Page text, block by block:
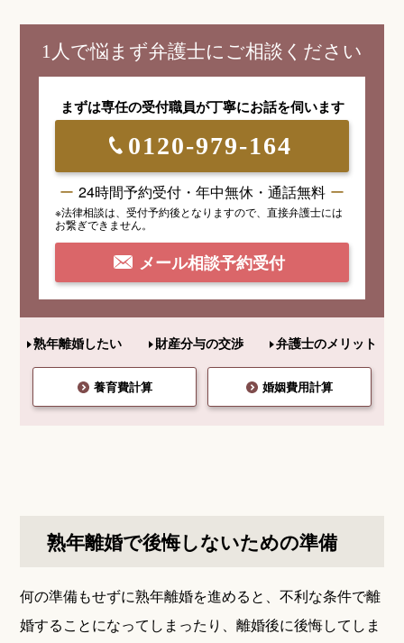
1人で悩まず弁護士にご相談ください
まずは専任の受付職員が丁寧にお話を伺います
0120-979-164
24時間予約受付・年中無休・通話無料
※法律相談は、受付予約後となりますので、 直接弁護士には
お繋ぎできません。
メール相談予約受付
熟年離婚したい 財産分与の交渉 弁護士のメリット
養育費計算 婚姻費用計算
熟年離婚で後悔しないための準備
何の準備もせずに熟年離婚を進めると、不利な条件で離
婚することになってしまったり、離婚後に後悔してしま